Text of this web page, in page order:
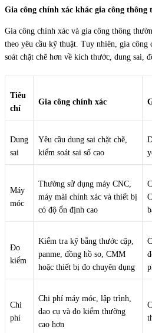
Gia công chính xác khác gia công thông
Gia công chính xác và gia công thông
theo yêu cầu kỹ thuật. Tuy nhiên, gia
soát chặt chẽ hơn về kích thước, dung sai,
Tiêu
chí
Gia công chính xác
Dung
sai
Yêu cầu dung sai chặt chẽ,
kiểm soát sai số cao
Máy
móc
Thường sử dụng máy CNC,
máy mài chính xác và thiết bị
có độ ổn định cao
Đo
kiểm
Kiểm tra kỹ bằng thước cặp,
panme, đồng hồ so, CMM
hoặc thiết bị đo chuyên dụng
Chi
phí
Chi phí máy móc, lập trình,
dao cụ và đo kiểm thường
cao hơn